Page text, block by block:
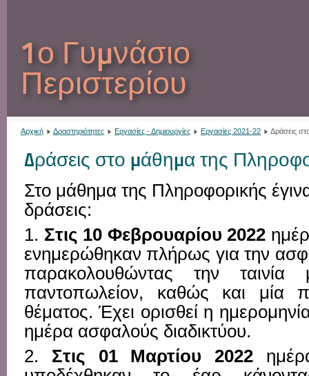
1ο Γυμνάσιο
Περιστερίου
Αρχική Δραστηριότητες Εργασίες - Δημιουργίες Εργασίες 2021-22 Δράσεις
Δράσεις στο μάθημα της
Στο μάθημα της Πληροφορικής
δράσεις:
1. Στις 10 Φεβρουαρίου 2022
ενημερώθηκαν πλήρως για την
παρακολουθώντας την
παντοπωλείον, καθώς και μία
θέματος. Έχει ορισθεί η
ημέρα ασφαλούς διαδικτύου.
2. Στις 01 Μαρτίου 2022